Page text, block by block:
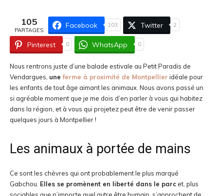
105
PARTAGES
Facebook 103 Twitter 2
Pinterest 0 WhatsApp 0
Nous rentrons juste d’une balade estivale au Petit Paradis de
Vendargues, uneferme à proximité de Montpellier idéale pour
les enfants de tout âge aimant les animaux. Nous avons passé un
si agréable moment que je me dois d’en parler à vous qui habitez
dans la région, et à vous qui projetez peut être de venir passer
quelques jours à Montpellier !
Les animaux à portée de mains
Ce sont les chèvres qui ont probablement le plus marqué
Gabchou. Elles se promènent en liberté dans le parc et, plus